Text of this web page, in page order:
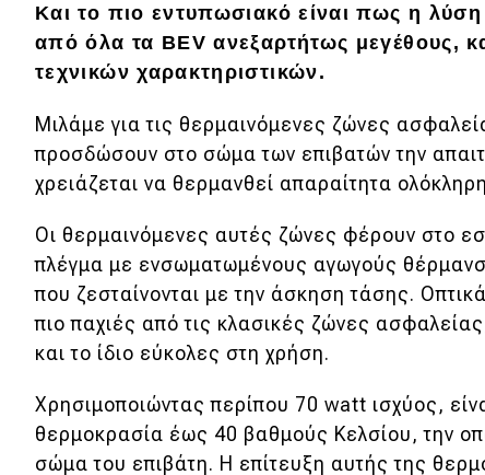
Main navigation
Επικαιρότητα
Νέα μοντέλα
Πρωτότυπα
Ελλάδα
Κόσμος
Τεχνολογία
Ασφάλεια
Αγορά
Test Drive
Και το πιο εντυπωσιακό είναι πως η λύση
από όλα τα BEV ανεξαρτήτως μεγέθους,
τεχνικών χαρακτηριστικών.
Μιλάμε για τις θερμαινόμενες ζώνες
προσδώσουν στο σώμα των επιβατών την
χρειάζεται να θερμανθεί απαραίτητα
Οι θερμαινόμενες αυτές ζώνες φέρουν στο
πλέγμα με ενσωματωμένους αγωγούς
που ζεσταίνονται με την άσκηση τάσης.
πιο παχιές από τις κλασικές ζώνες
και το ίδιο εύκολες στη χρήση.
Χρησιμοποιώντας περίπου 70 watt ισχύος,
θερμοκρασία έως 40 βαθμούς Κελσίου, την
σώμα του επιβάτη. Η επίτευξη αυτής της